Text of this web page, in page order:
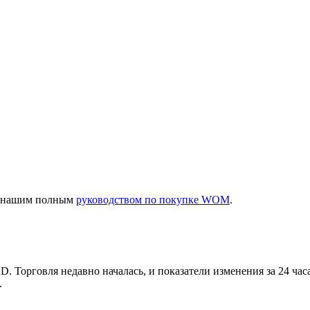
нашим полным руководством по покупке WOM.
Торговля недавно началась, и показатели изменения за 24